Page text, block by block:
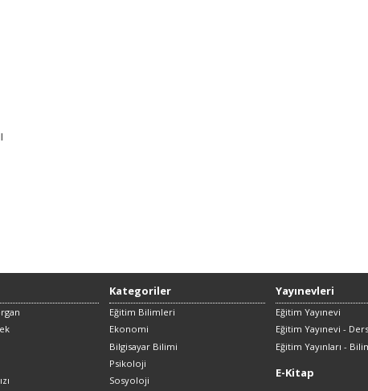
Kategoriler
Eğitim Bilimleri
Ekonomi
Bilgisayar Bilimi
Psikoloji
Sosyoloji
Yayınevleri
Eğitim Yayınevi
Eğitim Yayınevi -
Eğitim Yayınları -
E-Kitap